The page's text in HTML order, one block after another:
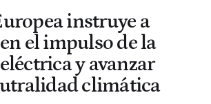
instruye a
el impulso de la
y avanzar
climática